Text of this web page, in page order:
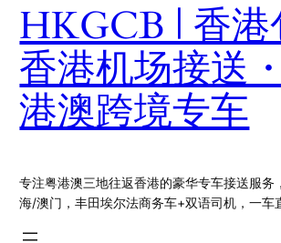
HKGCB | 香港
香港机场接送
港澳跨境专车
专注粤港澳三地往返香港的豪华专车接送服务
海/澳门，丰田埃尔法商务车+双语司机，一车